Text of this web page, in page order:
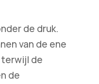
de druk.
van de ene
de
de